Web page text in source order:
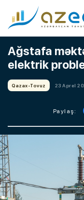
Ağstafa
elektrik
Qazax-Tovuz 23 Aprel
Paylaş: